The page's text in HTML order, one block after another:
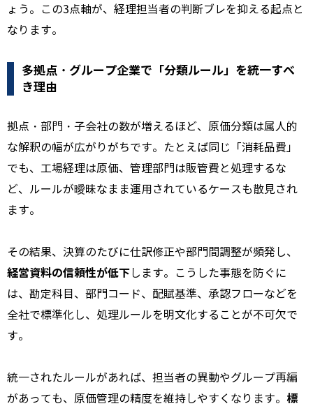
ょう。この3点軸が、経理担当者の判断ブレを抑える起点と
なります。
多拠点・グループ企業で「分類ルール」を統一すべ
き理由
拠点・部門・子会社の数が増えるほど、原価分類は属人的
な解釈の幅が広がりがちです。たとえば同じ「消耗品費」
でも、工場経理は原価、管理部門は販管費と処理するな
ど、ルールが曖昧なまま運用されているケースも散見され
ます。
その結果、決算のたびに仕訳修正や部門間調整が頻発し、
経営資料の信頼性が低下 します。こうした事態を防ぐに
は、勘定科目、部門コード、配賦基準、承認フローなどを
全社で標準化し、処理ルールを明文化することが不可欠で
す。
統一されたルールがあれば、担当者の異動やグループ再編
があっても、原価管理の精度を維持しやすくなります。 標